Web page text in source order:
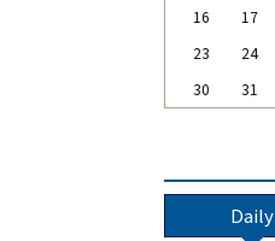
16
17
23
24
30
31
Daily